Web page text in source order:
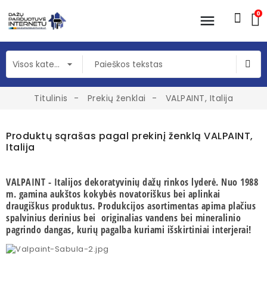
0
Titulinis Prekių ženklai VALPAINT, Italija
Produktų sąrašas pagal prekinį ženklą VALPAINT,
Italija
VALPAINT - Italijos dekoratyvinių dažų rinkos lyderė. Nuo 1988
m. gamina aukštos kokybės novatoriškus bei aplinkai
draugiškus produktus. Produkcijos asortimentas apima plačius
spalvinius derinius bei originalias vandens bei mineralinio
pagrindo dangas, kurių pagalba kuriami išskirtiniai interjerai!